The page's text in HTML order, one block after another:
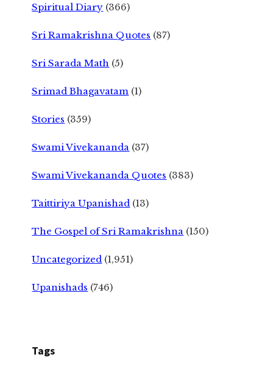
Spiritual Diary (366)
Sri Ramakrishna Quotes (87)
Sri Sarada Math (5)
Srimad Bhagavatam (1)
Stories (359)
Swami Vivekananda (37)
Swami Vivekananda Quotes (383)
Taittiriya Upanishad (13)
The Gospel of Sri Ramakrishna (150)
Uncategorized (1,951)
Upanishads (746)
Tags